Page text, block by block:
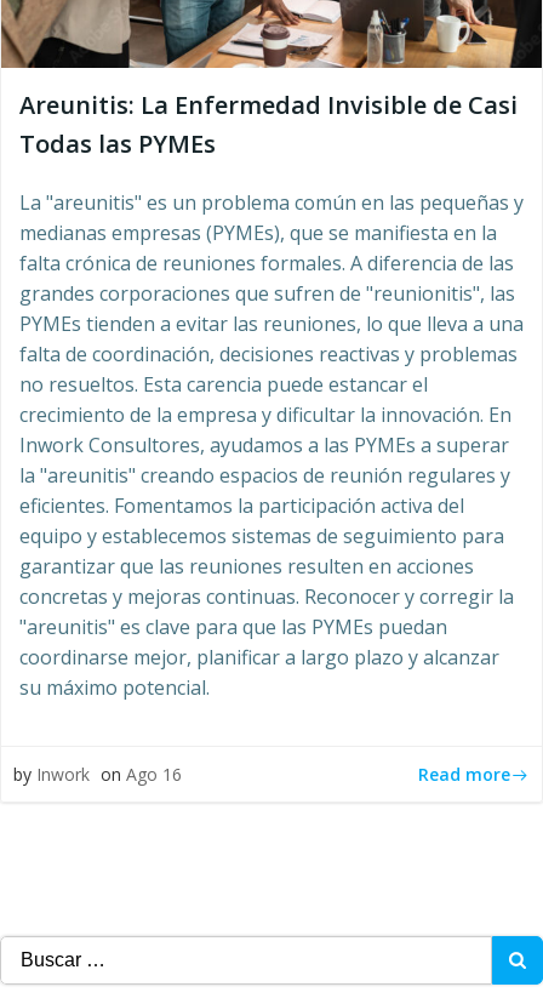
Areunitis: La Enfermedad Invisible de Casi
Todas las PYMEs
La "areunitis" es un problema común en las pequeñas y
medianas empresas (PYMEs), que se manifiesta en la
falta crónica de reuniones formales. A diferencia de las
grandes corporaciones que sufren de "reunionitis", las
PYMEs tienden a evitar las reuniones, lo que lleva a una
falta de coordinación, decisiones reactivas y problemas
no resueltos. Esta carencia puede estancar el
crecimiento de la empresa y dificultar la innovación. En
Inwork Consultores, ayudamos a las PYMEs a superar
la "areunitis" creando espacios de reunión regulares y
eficientes. Fomentamos la participación activa del
equipo y establecemos sistemas de seguimiento para
garantizar que las reuniones resulten en acciones
concretas y mejoras continuas. Reconocer y corregir la
"areunitis" es clave para que las PYMEs puedan
coordinarse mejor, planificar a largo plazo y alcanzar
su máximo potencial.
by Inwork on Ago 16 Read more
Buscar: